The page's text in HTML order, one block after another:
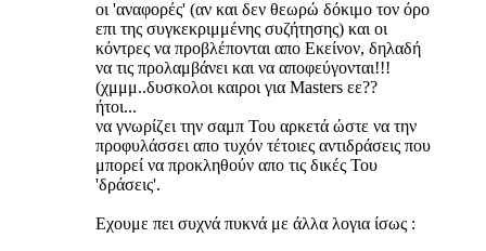
οι 'αναφορές' (αν και δεν θεωρώ δόκιμο τον όρο
επι της συγκεκριμμένης συζήτησης) και οι
κόντρες να προβλέπονται απο Εκείνον, δηλαδή
να τις προλαμβάνει και να αποφεύγονται!!!
(χμμμ..δυσκολοι καιροι για Μasters εε??
ήτοι...
να γνωρίζει την σαμπ Του αρκετά ώστε να την
προφυλάσσει απο τυχόν τέτοιες αντιδράσεις που
μπορεί να προκληθούν απο τις δικές Του
'δράσεις'.
Εχουμε πει συχνά πυκνά με άλλα λογια ίσως :